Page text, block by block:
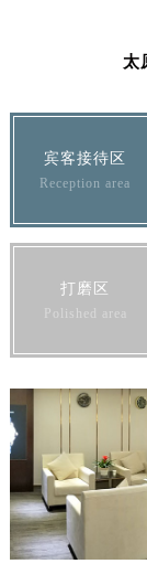
太
宾客接待区
Reception area
打磨区
Polished area